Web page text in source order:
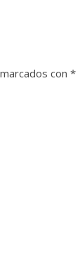
con *